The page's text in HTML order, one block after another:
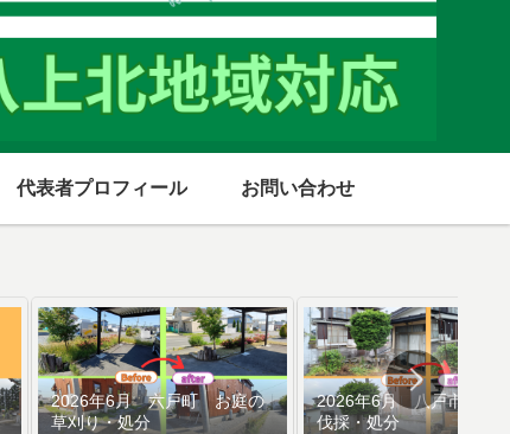
代表者プロフィール お問い合わせ
2026年6月 六戸町 お庭の
草刈り・処分
2026年6月 八戸市 庭
伐採・処分